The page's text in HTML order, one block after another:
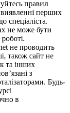
правил
перших
спеціаліста.
не може бути
не проводить
також сайт не
та інших
з
Будь-
в